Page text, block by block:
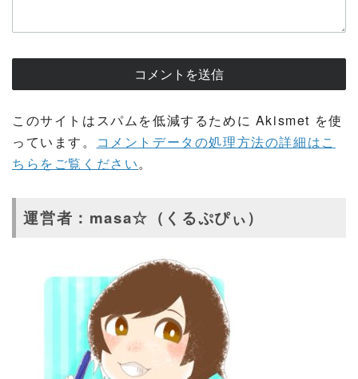
このサイトはスパムを低減するために Akismet を使
っています。
コメントデータの処理方法の詳細はこ
ちらをご覧ください。
運営者：masa☆（くるぷぴぃ）